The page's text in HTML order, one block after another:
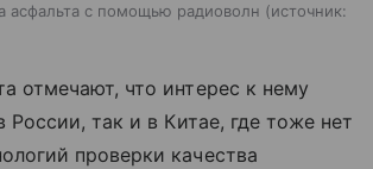
асфальта с помощью радиоволн
источник:
отмечают, что интерес к нему
России, так и в Китае, где тоже нет
проверки качества